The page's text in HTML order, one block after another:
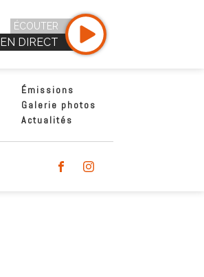
ÉCOUTER
EN DIRECT
Émissions
Galerie photos
Actualités